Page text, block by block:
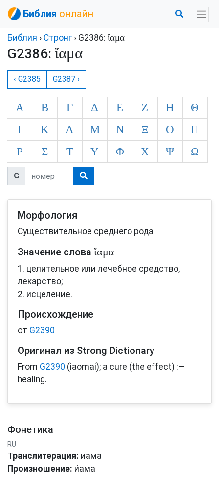
Библия онлайн
Библия › Стронг › G2386: ἴαμα
G2386: ἴαμα
‹ G2385 G2387 ›
Α Β Γ Δ Ε Ζ Η
Θ
Ι
Κ Λ Μ Ν Ξ Ο
Π
Ρ
Σ Τ Υ Φ Χ Ψ Ω
G
Морфология
Существительное среднего рода
Значение слова ἴαμα
1. целительное или лечебное средство,
лекарство;
2. исцеление.
Происхождение
от G2390
Оригинал из Strong Dictionary
From G2390 (iaomai); a cure (the effect) :—
healing.
Фонетика
RU
Транслитерация: иама
Произношение: и́ама